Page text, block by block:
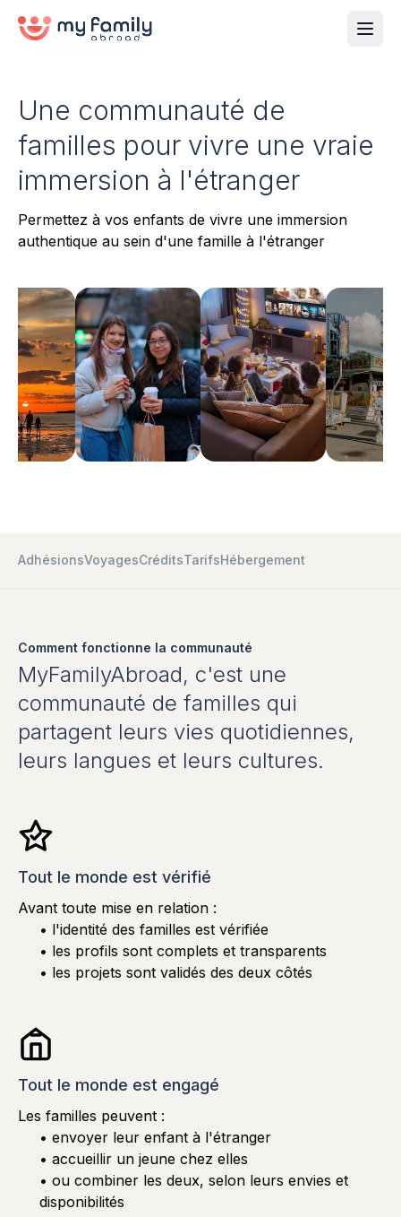
Une communauté de
familles pour vivre une vraie
immersion à l'étranger
Permettez à vos enfants de vivre une immersion
authentique au sein d'une famille à l'étranger
AdhésionsVoyagesCréditsTarifsHébergement
Comment fonctionne la communauté
MyFamilyAbroad, c'est une
communauté de familles qui
partagent leurs vies quotidiennes,
leurs langues et leurs cultures.
Tout le monde est vérifié
Avant toute mise en relation :
• l'identité des familles est vérifiée
• les profils sont complets et transparents
• les projets sont validés des deux côtés
Tout le monde est engagé
Les familles peuvent :
• envoyer leur enfant à l'étranger
• accueillir un jeune chez elles
• ou combiner les deux, selon leurs envies et
disponibilités